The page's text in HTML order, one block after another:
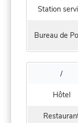
Station
Bureau de
/
Hôtel